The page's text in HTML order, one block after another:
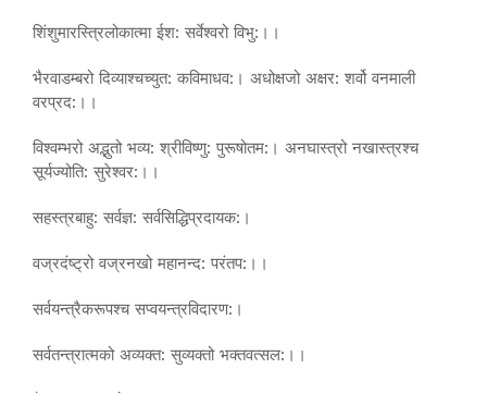
शिंशुमारस्त्रिलोकात्मा ईश: सर्वेश्वरो विभु:।।
भैरवाडम्बरो दिव्याश्चच्युत: कविमाधव:। अधोक्षजो अक्षर: शर्वो वनमाली
वरप्रद:।।
विश्वम्भरो अद्भुतो भव्य: श्रीविष्णु: पुरूषोतम:। अनघास्त्रो नखास्त्रश्च
सूर्यज्योति: सुरेश्वर:।।
सहस्त्रबाहु: सर्वज्ञ: सर्वसिद्धिप्रदायक:।
वज्रदंष्ट्रो वज्रनखो महानन्द: परंतप:।।
सर्वयन्त्रैकरूपश्च सप्वयन्त्रविदारण:।
सर्वतन्त्रात्मको अव्यक्त: सुव्यक्तो भक्तवत्सल:।।